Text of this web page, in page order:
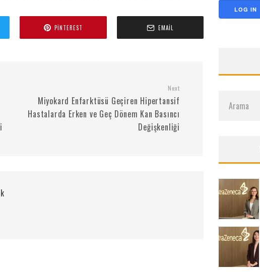
PINTEREST EMAIL
Next
Miyokard Enfarktüsü Geçiren Hipertansif
Hastalarda Erken ve Geç Dönem Kan Basıncı
Değişkenliği